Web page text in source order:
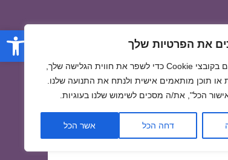
פתח את הפרטיות שלך
אנו משתמשים בקובצי Cookie כדי לשפר את חווית הגלישה שלך,
או תוכן מותאמים אישית ולנתח את התנועה שלנו.
הכל", את/ה מסכים לשימוש שלנו בעוגיות.
דחה הכל אשר הכל